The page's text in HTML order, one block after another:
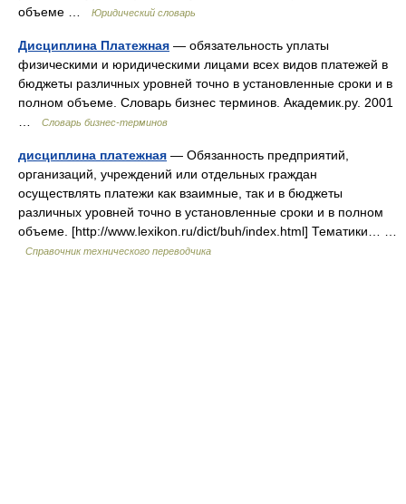
объеме …
Юридический словарь
Дисциплина Платежная — обязательность уплаты
физическими и юридическими лицами всех видов платежей в
бюджеты различных уровней точно в установленные сроки и в
полном объеме. Словарь бизнес терминов. Академик.ру. 2001
Словарь бизнес-терминов
дисциплина платежная — Обязанность предприятий,
организаций, учреждений или отдельных граждан
осуществлять платежи как взаимные, так и в бюджеты
различных уровней точно в установленные сроки и в полном
объеме. [http://www.lexikon.ru/dict/buh/index.html] Тематики… …
Справочник технического переводчика